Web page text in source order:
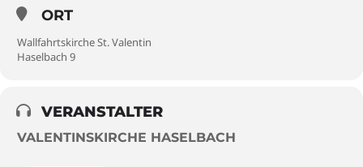
ORT
Wallfahrtskirche St. Valentin
Haselbach 9
VERANSTALTER
VALENTINSKIRCHE HASELBACH